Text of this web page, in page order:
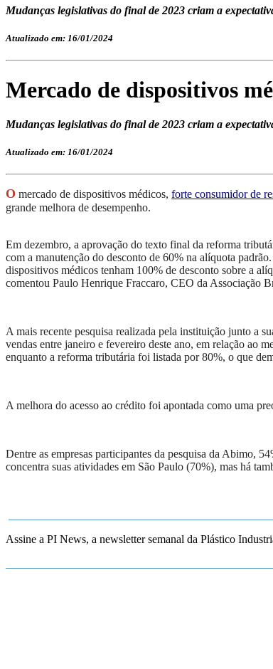
Mudanças legislativas do final de 2023 criam a
Atualizado em: 16/01/2024
Mercado de dispositivos
Mudanças legislativas do final de 2023 criam a
Atualizado em: 16/01/2024
O mercado de dispositivos médicos, forte consumidor de
grande melhora de desempenho.
Em dezembro, a aprovação do texto final da reforma
com a manutenção do desconto de 60% na alíquota
dispositivos médicos tenham 100% de desconto sobre a
comentou Paulo Henrique Fraccaro, CEO da Associação
A mais recente pesquisa realizada pela instituição junto a
vendas entre janeiro e fevereiro deste ano, em relação ao
enquanto a reforma tributária foi listada por 80%, o que
A melhora do acesso ao crédito foi apontada como uma
Dentre as empresas participantes da pesquisa da Abimo,
concentra suas atividades em São Paulo (70%), mas há
Assine a PI News, a newsletter semanal da Plástico